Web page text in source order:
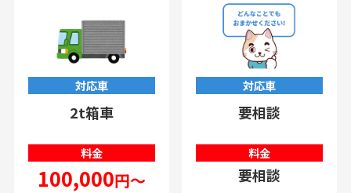
対応車
2t箱車
料金
100,000円～
対応車
要相談
料金
要相談